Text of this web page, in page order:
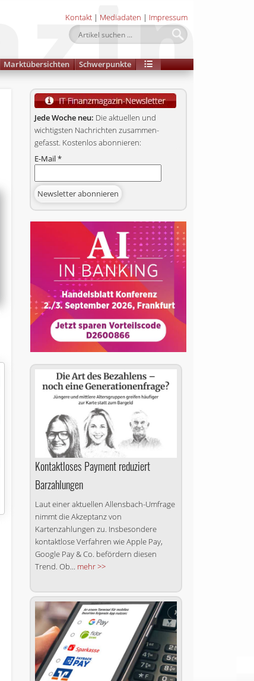
Kontakt | Mediadaten | Impressum
Marktübersichten Schwerpunkte
Jede Woche neu: Die aktuellen und
wichtigsten Nachrichten zusammen­
gefasst. Kostenlos abonnieren:
E-Mail*
Kontaktloses Payment reduziert
Barzahlungen
Laut einer aktuellen Allensbach-Umfrage
nimmt die Akzeptanz von
Kartenzahlungen zu. Insbesondere
kontaktlose Verfahren wie Apple Pay,
Google Pay & Co. befördern diesen
Trend. Ob... mehr >>